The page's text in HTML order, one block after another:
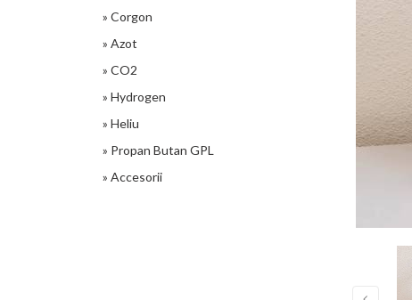
» Corgon
» Azot
» CO2
» Hydrogen
» Heliu
» Propan Butan GPL
» Accesorii